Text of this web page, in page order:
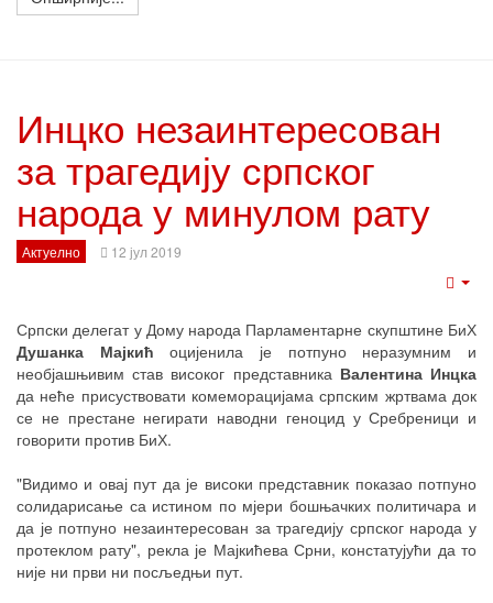
Инцко незаинтересован
за трагедију српског
народа у минулом рату
Актуелно 12 јул 2019
Српски делегат у Дому народа Парламентарне скупштине БиХ
Душанка Мајкић оцијенила је потпуно неразумним и
необјашњивим став високог представника Валентина Инцка
да неће присуствовати комеморацијама српским жртвама док
се не престане негирати наводни геноцид у Сребреници и
говорити против БиХ.
"Видимо и овај пут да је високи представник показао потпуно
солидарисање са истином по мјери бошњачких политичара и
да је потпуно незаинтересован за трагедију српског народа у
протеклом рату", рекла је Мајкићева Срни, констатујући да то
није ни први ни посљедњи пут.